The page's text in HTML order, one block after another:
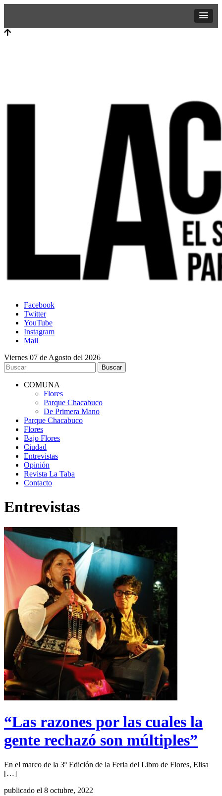
Facebook
Twitter
YouTube
Instagram
Mail
Viernes 07 de Agosto del 2026
COMUNA
Flores
Parque Chacabuco
De Primera Mano
Parque Chacabuco
Flores
Bajo Flores
Ciudad
Entrevistas
Opinión
Revista La Taba
Contacto
Entrevistas
“Las razones por las cuales la
gente rechazó son múltiples”
En el marco de la 3º Edición de la Feria del Libro de Flores, Elisa
[…]
publicado el 8 octubre, 2022